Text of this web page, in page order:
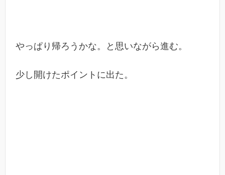
やっぱり帰ろうかな。と思いながら進む。
少し開けたポイントに出た。